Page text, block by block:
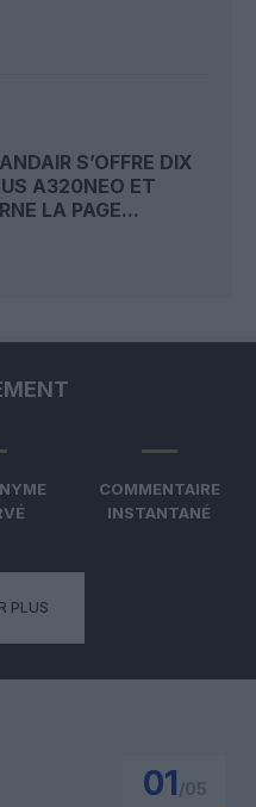
S’OFFRE DIX
A320NEO ET
LA PAGE...
COMMENTAIRE
INSTANTANÉ
PLUS
01